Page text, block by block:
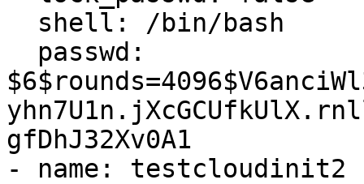
gfDhJ32Xv0A1
- name: testcloudinit2